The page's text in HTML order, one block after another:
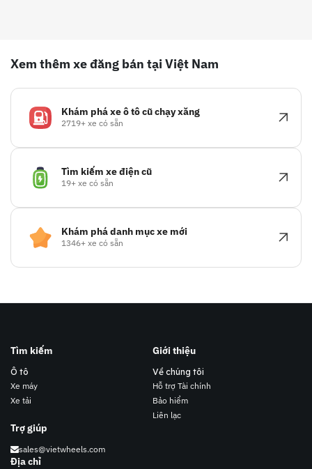
Xem thêm xe đăng bán tại Việt Nam
Khám phá xe ô tô cũ chạy xăng
2719+ xe có sẵn
Tìm kiếm xe điện cũ
19+ xe có sẵn
Khám phá danh mục xe mới
1346+ xe có sẵn
Tìm kiếm
Ô tô
Xe máy
Xe tải
Giới thiệu
Về chúng tôi
Hỗ trợ Tài chính
Bảo hiểm
Liên lạc
Địa chỉ
Trợ giúp
sales@vietwheels.com